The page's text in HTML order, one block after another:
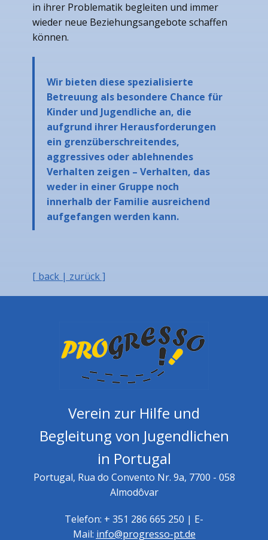
in ihrer Problematik begleiten und immer
wieder neue Beziehungsangebote schaffen
können.
Wir bieten diese spezialisierte
Betreuung als besondere Chance für
Kinder und Jugendliche an, die
aufgrund ihrer Herausforderungen
ein grenzüberschreitendes,
aggressives oder ablehnendes
Verhalten zeigen – Verhalten, das
weder in einer Gruppe noch
innerhalb der Familie ausreichend
aufgefangen werden kann.
[ back | zurück ]
Verein zur Hilfe und
Begleitung von Jugendlichen
in Portugal
Portugal, Rua do Convento Nr. 9a, 7700 - 058
Almodôvar
Telefon: + 351 286 665 250 | E-
Mail: info@progresso-pt.de